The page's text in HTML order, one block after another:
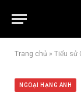
Trang chủ » Tiểu sử
NGOẠI HẠNG ANH